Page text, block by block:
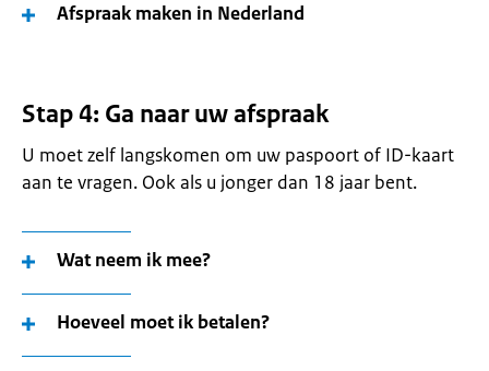
Afspraak maken in Nederland
Stap 4: Ga naar uw afspraak
U moet zelf langskomen om uw paspoort of ID-kaart
aan te vragen. Ook als u jonger dan 18 jaar bent.
Wat neem ik mee?
Hoeveel moet ik betalen?